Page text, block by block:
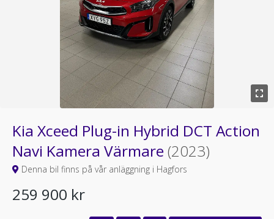
Kia Xceed Plug-in Hybrid DCT Action
Navi Kamera Värmare (2023)
Denna bil finns på vår anläggning i Hagfors
259 900 kr